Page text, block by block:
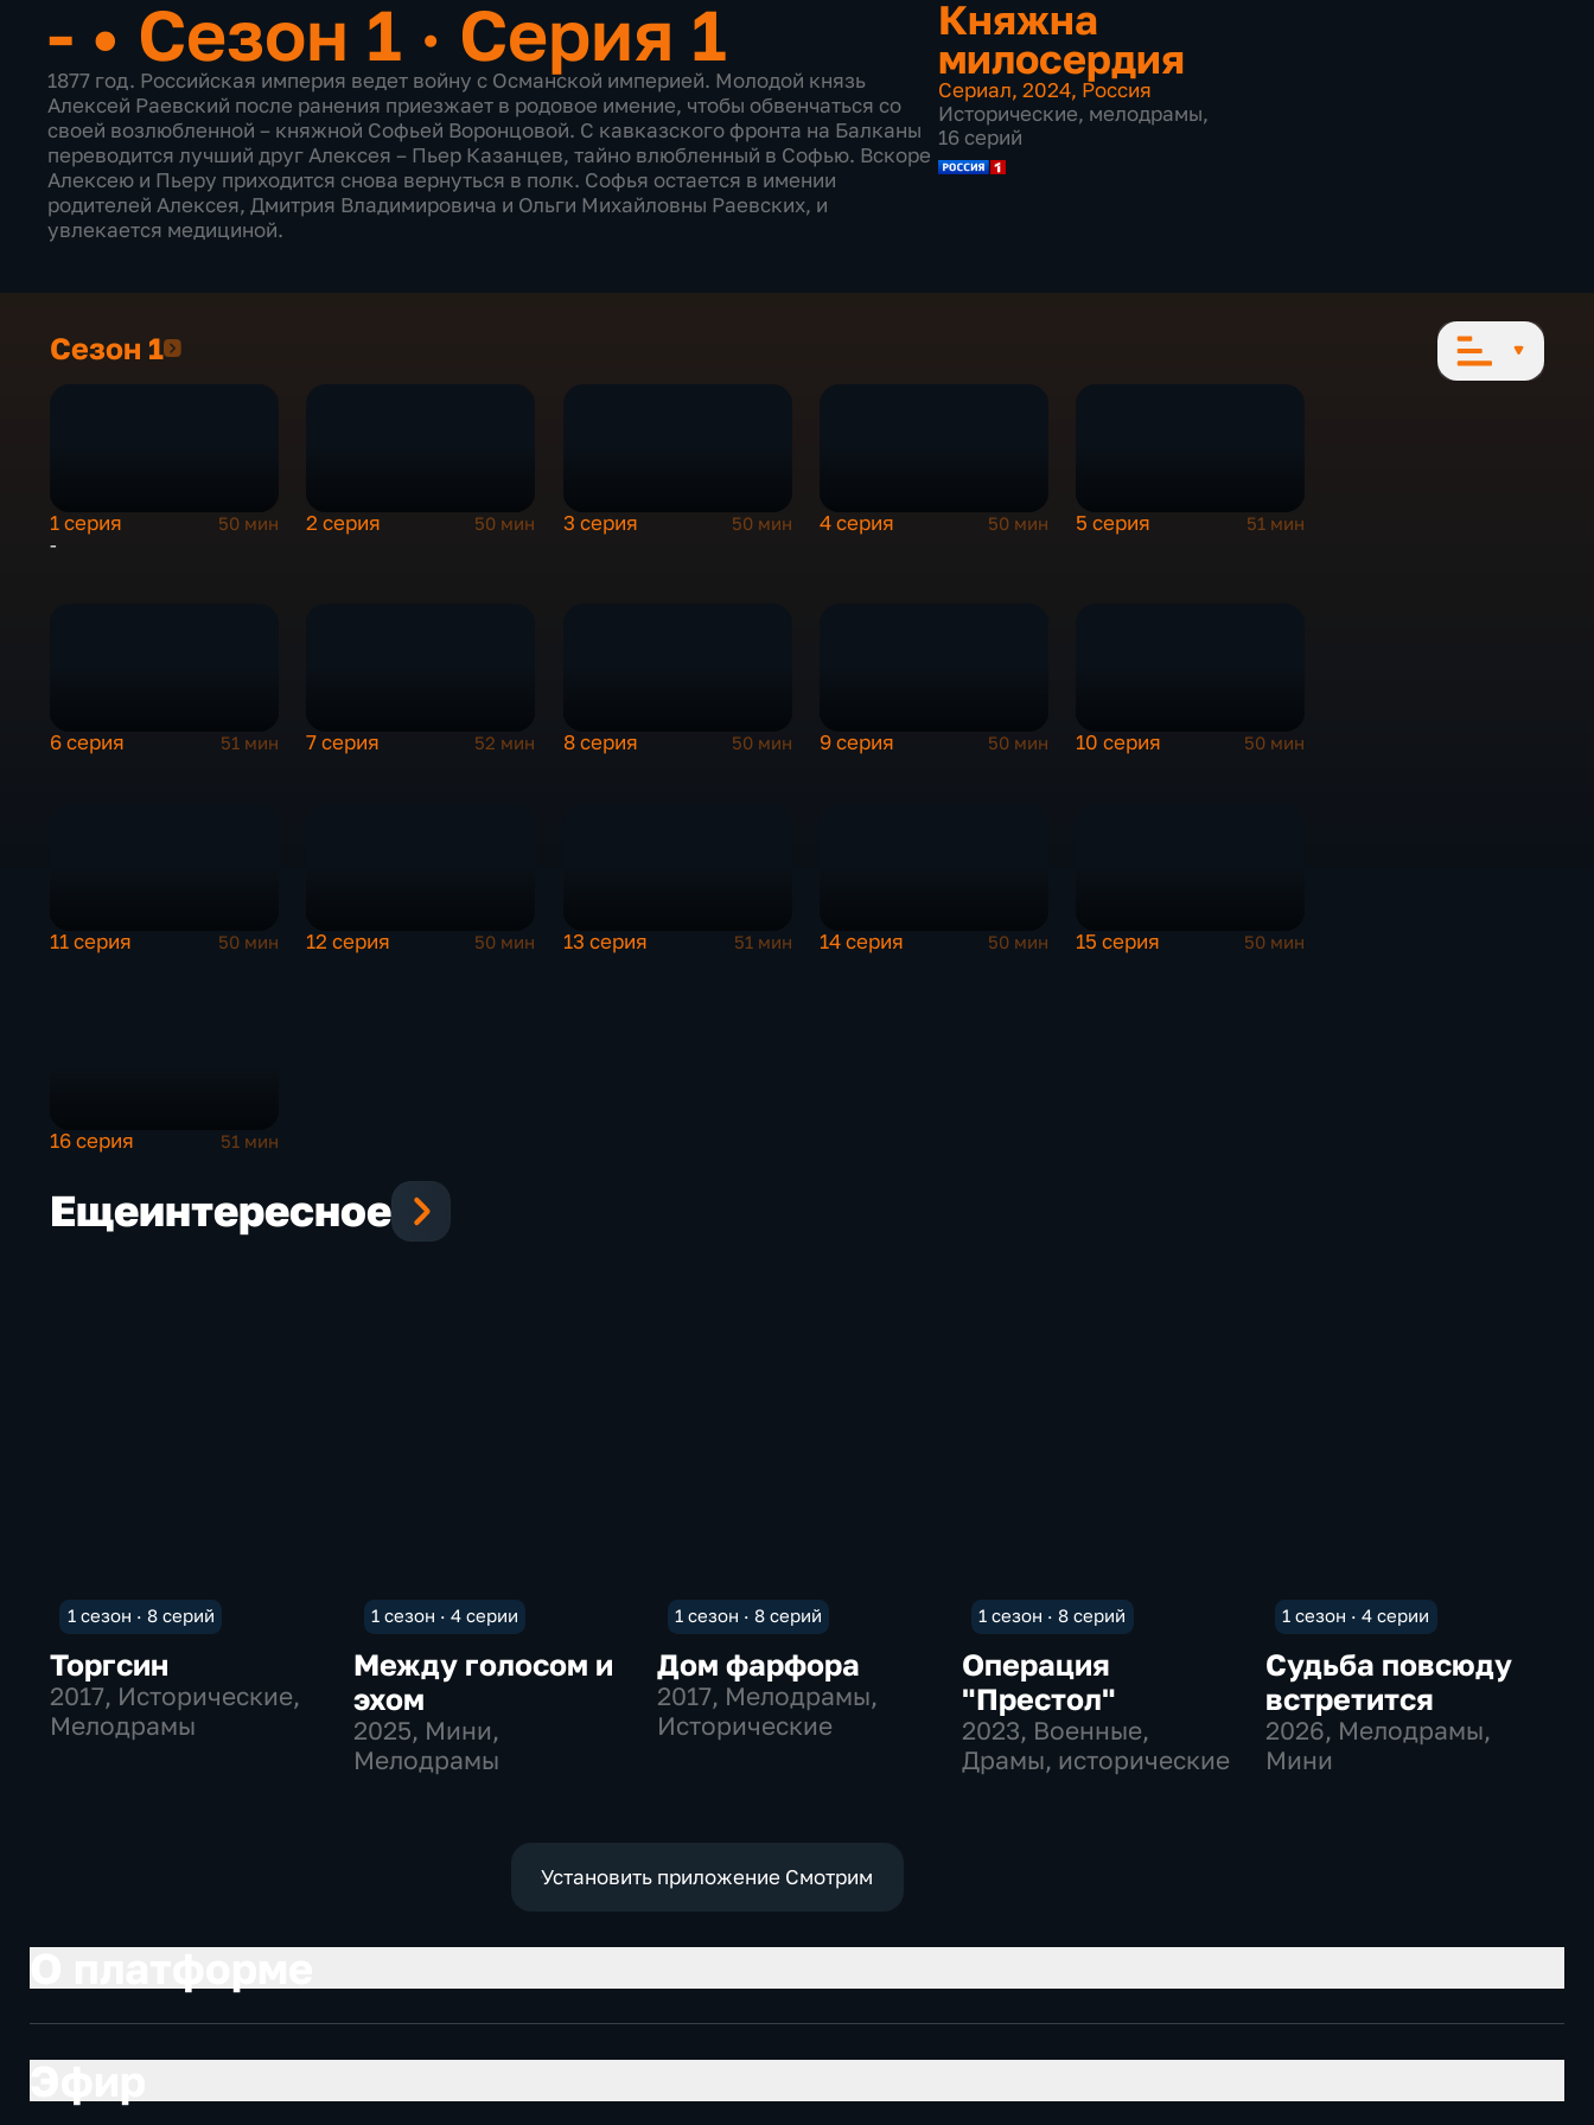
- • Сезон 1 · Серия 1
1877 год. Российская империя ведет войну с Османской империей. Молодой князь
Алексей Раевский после ранения приезжает в родовое имение, чтобы обвенчаться со
своей возлюбленной – княжной Софьей Воронцовой. С кавказского фронта на Балканы
переводится лучший друг Алексея – Пьер Казанцев, тайно влюбленный в Софью. Вскоре
Алексею и Пьеру приходится снова вернуться в полк. Софья остается в имении
родителей Алексея, Дмитрия Владимировича и Ольги Михайловны Раевских, и
увлекается медициной.
Княжна
милосердия
Сериал, 2024, Россия
Исторические, мелодрамы,
16 серий
Сезон 1Сезон 1
1 серия
50 мин
-
2 серия 50 мин 3 серия 50 мин 4 серия 50 мин 5 серия 51 мин
6 серия 51 мин 7 серия 52 мин 8 серия 50 мин 9 серия 50 мин 10 серия 50 мин
11 серия 50 мин 12 серия 50 мин 13 серия 51 мин 14 серия 50 мин 15 серия 50 мин
16 серия 51 мин
Ещеинтересное
1 сезон · 8 серий
Торгсин
2017, Исторические,
Мелодрамы
1 сезон · 4 серии
Между голосом и
эхом
2025, Мини,
Мелодрамы
1 сезон · 8 серий
Дом фарфора
2017, Мелодрамы,
Исторические
1 сезон · 8 серий
Операция
"Престол"
2023, Военные,
Драмы, исторические
1 сезон · 4 серии
Судьба повсюду
встретится
2026, Мелодрамы,
Мини
Установить приложение Смотрим